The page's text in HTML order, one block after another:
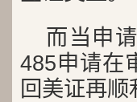
而当申
485申请在
回美证再